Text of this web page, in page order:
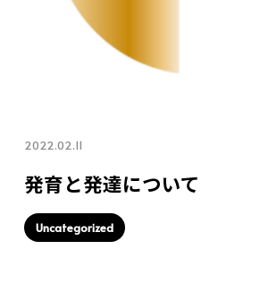
2022.02.11
発育と発達について
Uncategorized